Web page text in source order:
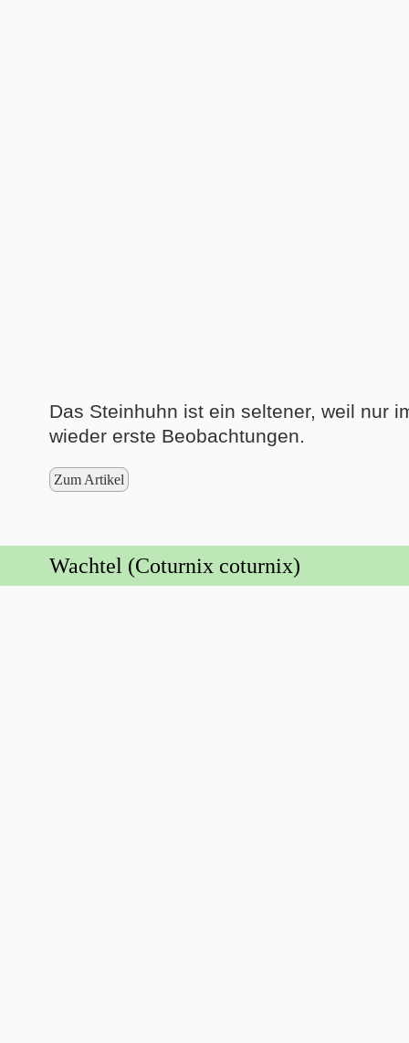
Das Steinhuhn ist ein seltener, weil nur
wieder erste Beobachtungen.
Zum Artikel
Wachtel (Coturnix coturnix)